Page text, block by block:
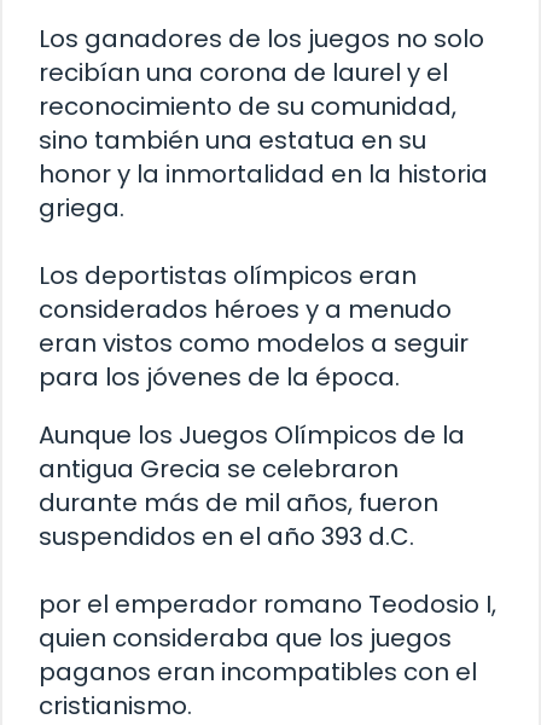
Los ganadores de los juegos no solo
recibían una corona de laurel y el
reconocimiento de su comunidad,
sino también una estatua en su
honor y la inmortalidad en la historia
griega.
Los deportistas olímpicos eran
considerados héroes y a menudo
eran vistos como modelos a seguir
para los jóvenes de la época.
Aunque los Juegos Olímpicos de la
antigua Grecia se celebraron
durante más de mil años, fueron
suspendidos en el año 393 d.C.
por el emperador romano Teodosio I,
quien consideraba que los juegos
paganos eran incompatibles con el
cristianismo.